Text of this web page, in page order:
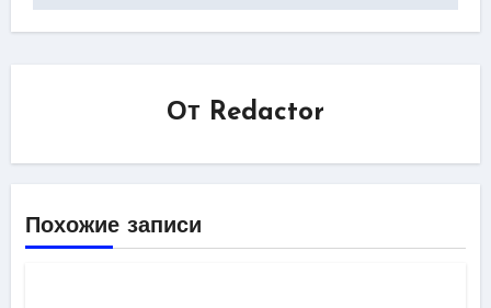
От Redactor
Похожие записи